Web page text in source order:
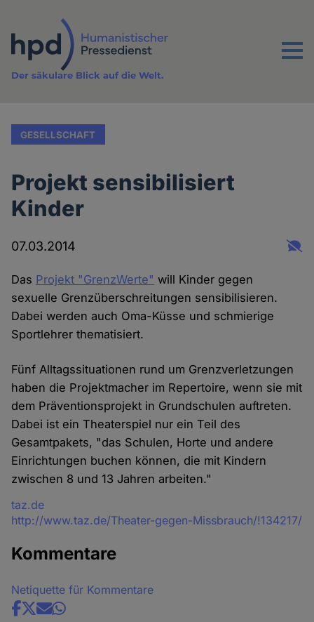
Inhalt
Menu
Der säkulare Blick auf die Welt.
GESELLSCHAFT
Projekt sensibilisiert
Kinder
07.03.2014
Das Projekt "GrenzWerte" will Kinder gegen
sexuelle Grenzüberschreitungen sensibilisieren.
Dabei werden auch Oma-Küsse und schmierige
Sportlehrer thematisiert.
Fünf Alltagssituationen rund um Grenzverletzungen
haben die Projektmacher im Repertoire, wenn sie mit
dem Präventionsprojekt in Grundschulen auftreten.
Dabei ist ein Theaterspiel nur ein Teil des
Gesamtpakets, "das Schulen, Horte und andere
Einrichtungen buchen können, die mit Kindern
zwischen 8 und 13 Jahren arbeiten."
Quelle
taz.de
http://www.taz.de/Theater-gegen-Missbrauch/!134217/
Kommentare
Netiquette für Kommentare